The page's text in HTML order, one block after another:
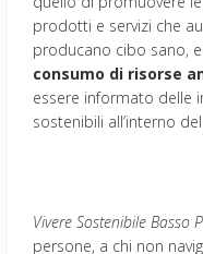
prodotti e servizi che
producano cibo sano,
consumo di risorse
essere informato delle
sostenibili all’interno
Vivere Sostenibile Basso
persone, a chi non